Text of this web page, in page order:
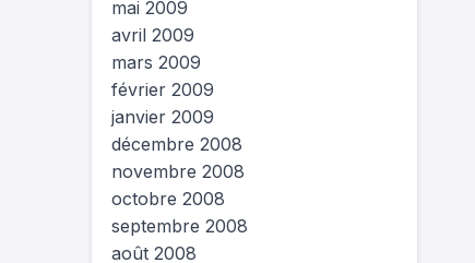
mai 2009
avril 2009
mars 2009
février 2009
janvier 2009
décembre 2008
novembre 2008
octobre 2008
septembre 2008
août 2008